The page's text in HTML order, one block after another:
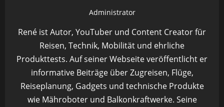
Administrator
René ist Autor, YouTuber und Content Creator für
Reisen, Technik, Mobilität und ehrliche
Produkttests. Auf seiner Webseite veröffentlicht er
informative Beiträge über Zugreisen, Flüge,
Reiseplanung, Gadgets und technische Produkte
wie Mähroboter und Balkonkraftwerke. Seine